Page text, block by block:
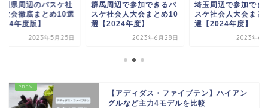
川県周辺のバスケ社
大会徹底まとめ10選
年度版】
2023年5月25日
群馬周辺で参加できるバ
スケ社会人大会まとめ10
選【2024年度】
2023年6月28日
埼玉周辺で参加でき
スケ社会人大会まと
選【2024年度】
2023年6
【アディダス・ファイブテン】ハイアン
グルなど主力4モデルを比較